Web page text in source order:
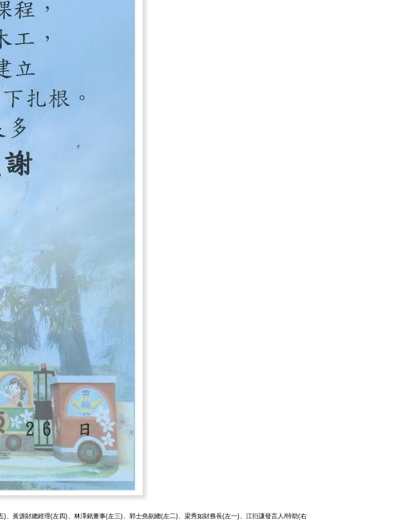
黃源財總經理(左四)、林澤銘董事(左三)、郭士堯副總(左二)、梁秀如財務長(左一)、江衍謙發言人/特助(右